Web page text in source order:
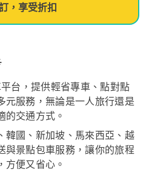
，享受折扣
台，提供輕省專車、點對點
元服務，無論是一人旅行還是
的交通方式。
韓國、新加坡、馬來西亞、越
與景點包車服務，讓你的旅程
方便又省心。